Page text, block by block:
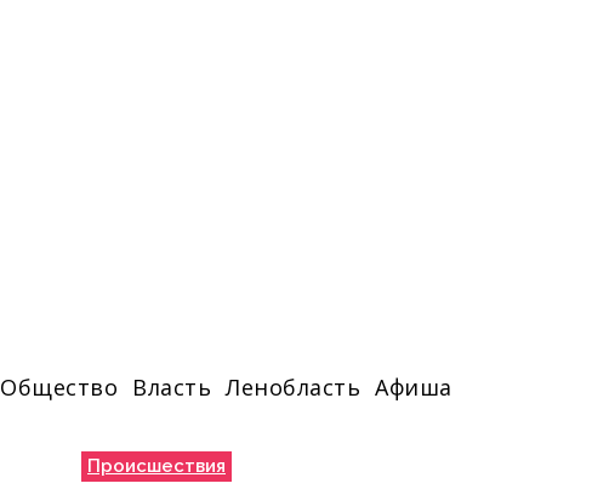
Общество Власть Ленобласть Афиша
Происшествия